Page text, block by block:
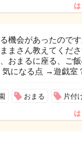
機会があったので
まさん教えてくだ
おまるに座る、ご飯
になる点 →遊戯室
おまる 片付